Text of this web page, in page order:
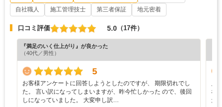
自社職人
施工管理技士 第三者保証 地元密着
口コミ評価 5.0 （17件）
『満足のいく仕上がり』が良かった
（40代／男性）
5
お客様アンケートに回答しようとしたのですが、 期限切れでし
た。 言い訳になってしまいますが、昨今忙しかった ので、後回
しになっていました。 大変申し訳…
な
た